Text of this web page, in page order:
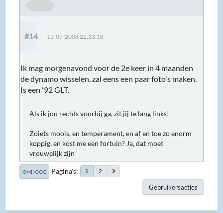
#14 13-07-2008 22:13:18
Ik mag morgenavond voor de 2e keer in 4 maanden
de dynamo wisselen, zal eens een paar foto's maken.
Is een '92 GLT.
Als ik jou rechts voorbij ga, zit jij te lang links!
Zoiets moois, en temperament, en af en toe zo enorm
koppig, en kost me een fortuin? Ja, dat moet
vrouwelijk zijn
OMHOOG Pagina's 1 2
Gebruikersacties